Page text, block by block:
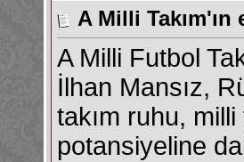
A Milli
A Milli Futbol
İlhan Mansız,
takım ruhu,
potansiyeline